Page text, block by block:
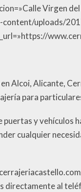
Virgen
uploads/
Alcoi, Alicante,
para
y
cualquier
directamente al